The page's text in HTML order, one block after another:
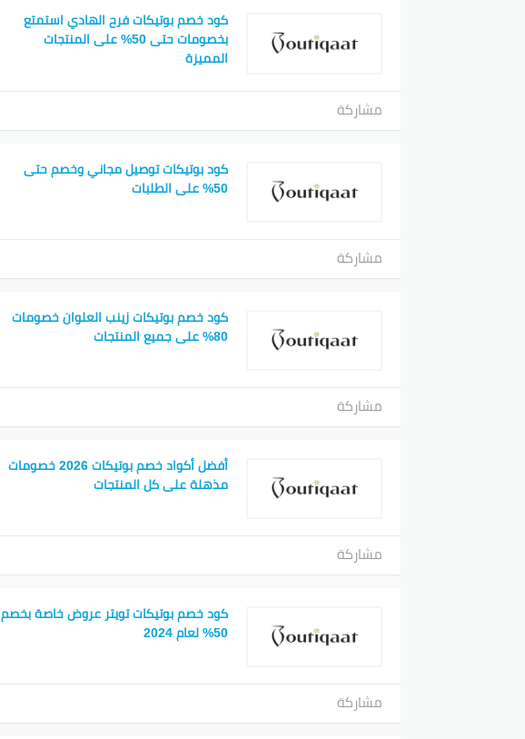
كود خصم بوتيكات فرح الهادي استمتع
بخصومات حتى 50% على المنتجات
المميزة
مشاركة
كود بوتيكات توصيل مجاني وخصم حتى
50% على الطلبات
مشاركة
كود خصم بوتيكات زينب العلوان خصومات
80% على جميع المنتجات
مشاركة
أفضل أكواد خصم بوتيكات 2026 خصومات
مذهلة على كل المنتجات
مشاركة
كود خصم بوتيكات تويتر عروض خاصة بخصم
50% لعام 2024
مشاركة